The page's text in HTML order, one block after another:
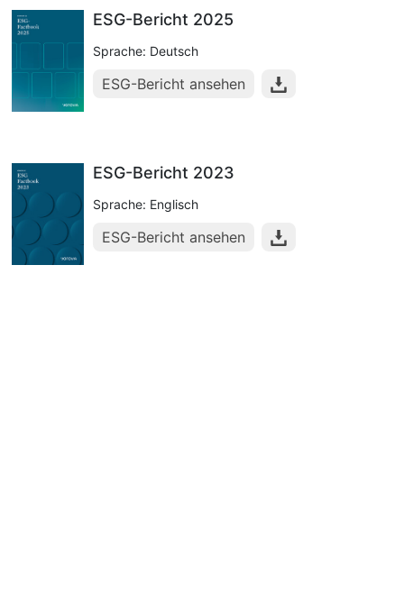
ESG-Bericht 2025
Sprache: Deutsch
ESG-Bericht ansehen
ESG-Bericht 2023
Sprache: Englisch
ESG-Bericht ansehen